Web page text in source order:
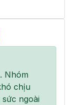
Nhóm
chịu
ngoài